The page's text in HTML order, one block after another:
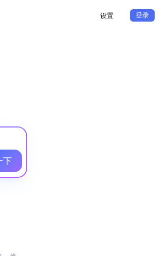
设置 登录
下